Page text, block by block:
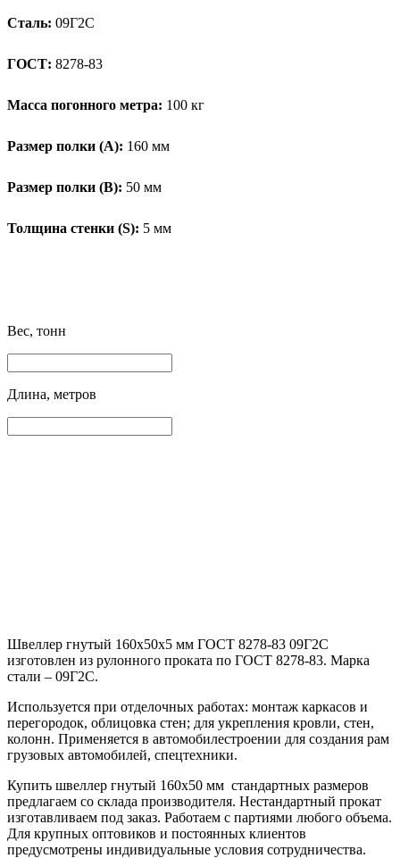
Сталь: 09Г2С
ГОСТ: 8278-83
Масса погонного метра: 100 кг
Размер полки (А): 160 мм
Размер полки (В): 50 мм
Толщина стенки (S): 5 мм
Вес, тонн
Длина, метров
Швеллер гнутый 160x50x5 мм ГОСТ 8278-83 09Г2С
изготовлен из рулонного проката по ГОСТ 8278-83. Марка
стали – 09Г2С.
Используется при отделочных работах: монтаж каркасов и
перегородок, облицовка стен; для укрепления кровли, стен,
колонн. Применяется в автомобилестроении для создания рам
грузовых автомобилей, спецтехники.
Купить швеллер гнутый 160х50 мм стандартных размеров
предлагаем со склада производителя. Нестандартный прокат
изготавливаем под заказ. Работаем с партиями любого объема.
Для крупных оптовиков и постоянных клиентов
предусмотрены индивидуальные условия сотрудничества.